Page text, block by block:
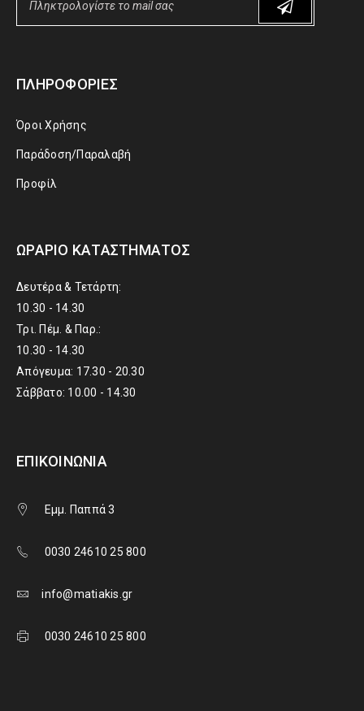
ΠΛΗΡΟΦΟΡΊΕΣ
Όροι Χρήσης
Παράδοση/Παραλαβή
Προφίλ
ΩΡΆΡΙΟ ΚΑΤΑΣΤΉΜΑΤΟΣ
Δευτέρα & Τετάρτη:
10.30 - 14.30
Τρι. Πέμ. & Παρ.:
10.30 - 14.30
Απόγευμα: 17.30 - 20.30
Σάββατο: 10.00 - 14.30
ΕΠΙΚΟΙΝΩΝΊΑ
Εμμ. Παππά 3
0030 24610 25 800
info@matiakis.gr
0030 24610 25 800